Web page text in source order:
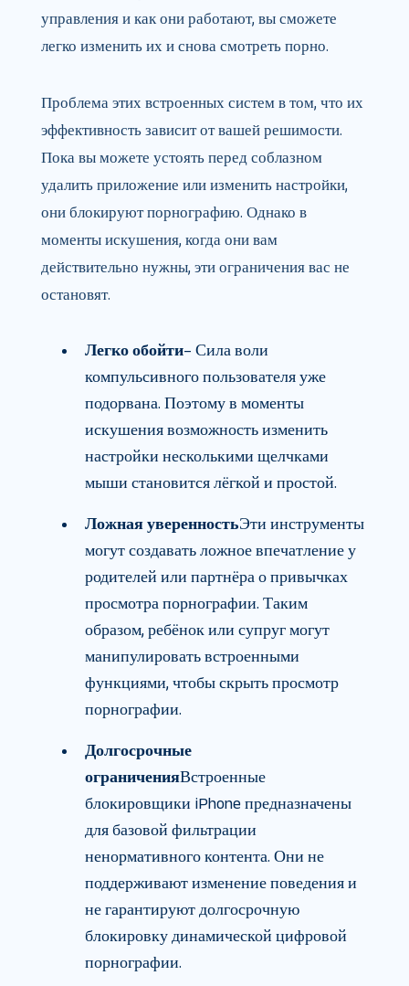
управления и как они работают, вы сможете
легко изменить их и снова смотреть порно.
Проблема этих встроенных систем в том, что их
эффективность зависит от вашей решимости.
Пока вы можете устоять перед соблазном
удалить приложение или изменить настройки,
они блокируют порнографию. Однако в
моменты искушения, когда они вам
действительно нужны, эти ограничения вас не
остановят.
Легко обойти– Сила воли
компульсивного пользователя уже
подорвана. Поэтому в моменты
искушения возможность изменить
настройки несколькими щелчками
мыши становится лёгкой и простой.
Ложная уверенностьЭти инструменты
могут создавать ложное впечатление у
родителей или партнёра о привычках
просмотра порнографии. Таким
образом, ребёнок или супруг могут
манипулировать встроенными
функциями, чтобы скрыть просмотр
порнографии.
Долгосрочные
ограниченияВстроенные
блокировщики iPhone предназначены
для базовой фильтрации
ненормативного контента. Они не
поддерживают изменение поведения и
не гарантируют долгосрочную
блокировку динамической цифровой
порнографии.